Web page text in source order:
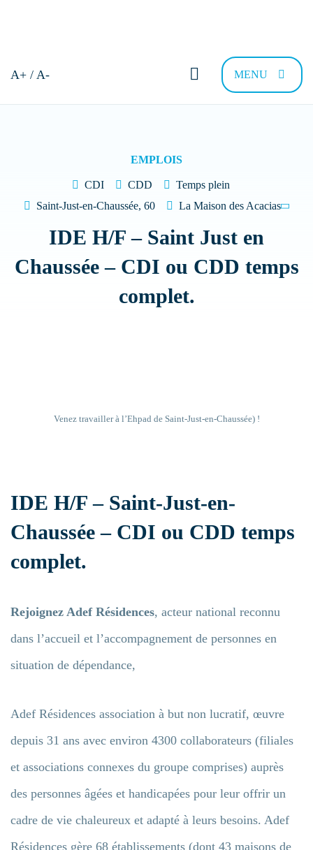
A+ / A- MENU
EMPLOIS
CDI CDD
Temps plein
Saint-Just-en-Chaussée, 60
La Maison des Acacias
IDE H/F – Saint Just en
Chaussée – CDI ou CDD temps
complet.
Venez travailler à l’Ehpad de Saint-Just-en-Chaussée) !
IDE H/F – Saint-Just-en-
Chaussée – CDI ou CDD temps
complet.
Rejoignez Adef Résidences, acteur national reconnu
dans l’accueil et l’accompagnement de personnes en
situation de dépendance,
Adef Résidences association à but non lucratif, œuvre
depuis 31 ans avec environ 4300 collaborateurs (filiales
et associations connexes du groupe comprises) auprès
des personnes âgées et handicapées pour leur offrir un
cadre de vie chaleureux et adapté à leurs besoins. Adef
Résidences gère 68 établissements (dont 43 maisons de
Bonjour et bienvenue !
Comment pouvons-nous vous
Quel type de Résidence recherchez-vous
?
Résidence autonomie